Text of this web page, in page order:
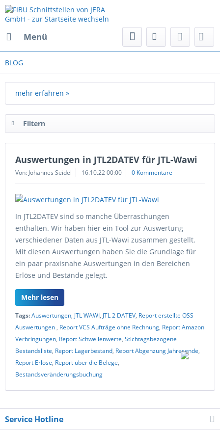
Menü
BLOG
mehr erfahren »
Filtern
Auswertungen in JTL2DATEV für JTL-Wawi
Von: Johannes Seidel 16.10.22 00:00 0 Kommentare
In JTL2DATEV sind so manche Überraschungen
enthalten. Wir haben hier ein Tool zur Auswertung
verschiedener Daten aus JTL-Wawi zusammen gestellt.
Mit diesen Auswertungen haben Sie die Grundlage für
ein paar praxisnahe Auswertungen in den Bereichen
Erlöse und Bestände gelegt.
Mehr lesen
Tags:Auswertungen, JTL WAWI, JTL 2 DATEV, Report erstellte OSS
Auswertungen , Report VCS Aufträge ohne Rechnung, Report Amazon
Verbringungen, Report Schwellenwerte, Stichtagsbezogene
Bestandsliste, Report Lagerbestand, Report Abgenzung Jahresende,
Report Erlöse, Report über die Belege,
Bestandsveränderungsbuchung
Service Hotline